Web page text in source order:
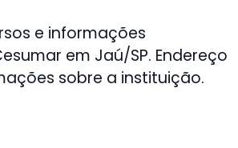
e informações
em Jaú/SP. Endereço
sobre a instituição.